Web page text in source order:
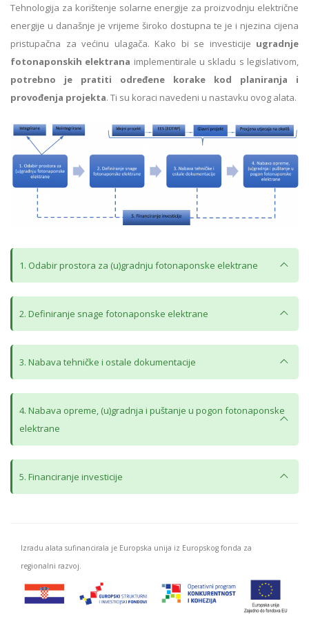
Tehnologija za korištenje solarne energije za proizvodnju električne
energije u današnje je vrijeme široko dostupna te je i njezina cijena
pristupačna za većinu ulagača. Kako bi se investicije ugradnje
fotonaponskih elektrana implementirale u skladu s legislativom,
potrebno je pratiti određene korake kod planiranja i
provođenja projekta. Ti su koraci navedeni u nastavku ovog alata.
1. Odabir prostora za (u)gradnju fotonaponske elektrane
2. Definiranje snage fotonaponske elektrane
3. Nabava tehničke i ostale dokumentacije
4. Nabava opreme, (u)gradnja i puštanje u pogon fotonaponske
elektrane
5. Financiranje investicije
Izradu alata sufinancirala je Europska unija iz Europskog fonda za
regionalni razvoj.